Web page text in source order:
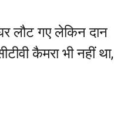
लौट गए लेकिन दान
कैमरा भी नहीं था,